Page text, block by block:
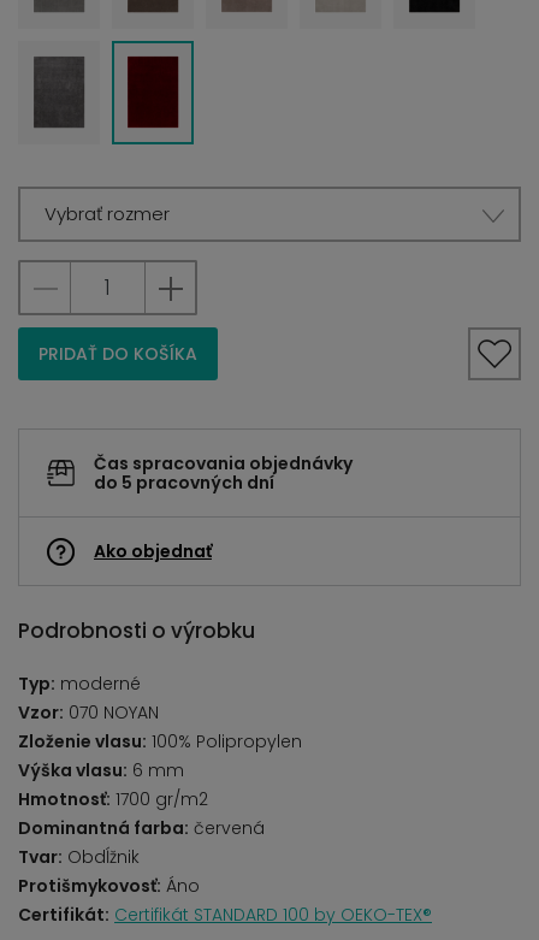
Vybrať rozmer
PRIDAŤ DO KOŠÍKA
Čas spracovania objednávky
do 5 pracovných dní
Ako objednať
Podrobnosti o výrobku
Typ: moderné
Vzor: 070 NOYAN
Zloženie vlasu: 100% Polipropylen
Výška vlasu: 6 mm
Hmotnosť: 1700 gr/m2
Dominantná farba: červená
Tvar: Obdĺžnik
Protišmykovosť: Áno
Certifikát: Certifikát STANDARD 100 by OEKO-TEX®